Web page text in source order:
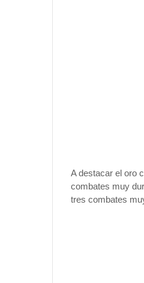
A destacar el oro
combates muy
tres combates